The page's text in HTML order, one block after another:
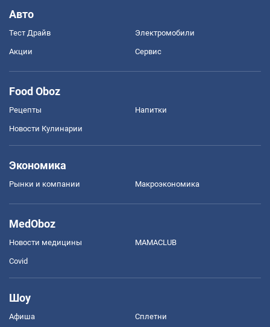
Авто
Тест Драйв Электромобили
Акции Сервис
Food Oboz
Рецепты Напитки
Новости Кулинарии
Экономика
Рынки и компании Mакроэкономика
MedOboz
Новости медицины MAMACLUB
Covid
Шоу
Афиша Сплетни